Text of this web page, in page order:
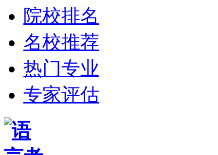
院校排名
名校推荐
热门专业
专家评估